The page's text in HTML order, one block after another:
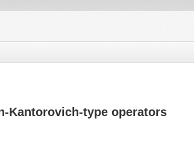
Kantorovich-type operators